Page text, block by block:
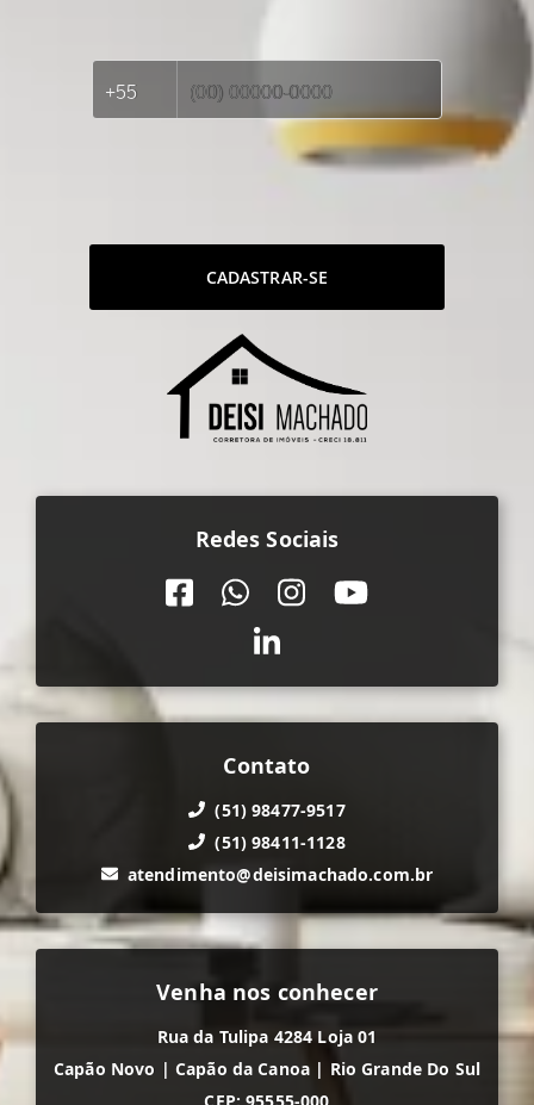
CADASTRAR-SE
Redes Sociais
Contato
(51) 98477-9517
(51) 98411-1128
atendimento@deisimachado.com.br
Venha nos conhecer
Rua da Tulipa 4284 Loja 01
Capão Novo | Capão da Canoa | Rio Grande Do Sul
CEP: 95555-000